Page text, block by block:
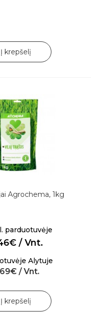
Į krepšelį
Agrochema, 1kg
parduotuvėje
/ Vnt.
Alytuje
/ Vnt.
Į krepšelį